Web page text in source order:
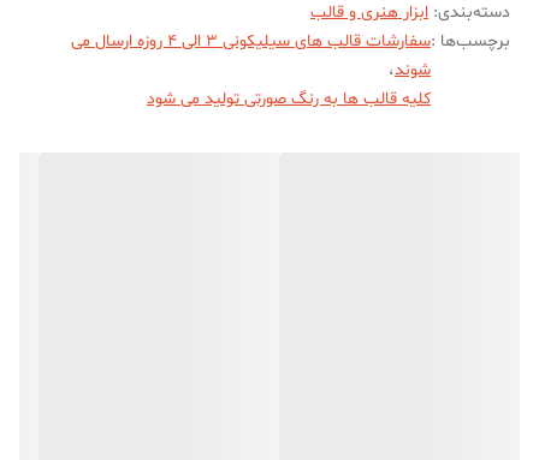
دسته‌بندی: ابزار هنری و قالب
برچسب‌ها :
سفارشات قالب های سیلیکونی 3 الی 4 روزه ارسال می
شوند،
کلیه قالب ها به رنگ صورتی تولید می شود